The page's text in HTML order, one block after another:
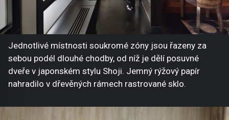
Jednotlivé místnosti soukromé zóny jsou řazeny za
sebou podél dlouhé chodby, od níž je dělí posuvné
dveře v japonském stylu Shoji. Jemný rýžový papír
nahradilo v dřevěných rámech rastrované sklo.